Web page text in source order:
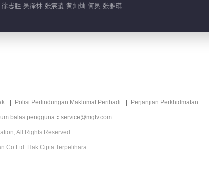
志胜 吴泽林 张宸逍 黄灿灿 何炅 张雅琪
Polisi Perlindungan Maklumat Peribadi Perjanjian Perkhidmatan
balas pengguna：service@mgtv.com
All Rights Reserved
Co.Ltd. Hak Cipta Terpelihara